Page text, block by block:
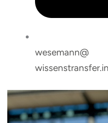
wesemann@